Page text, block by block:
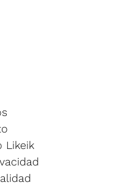
Likeik